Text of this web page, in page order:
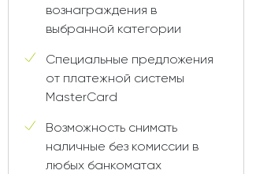
вознаграждения в
выбранной категории
Специальные предложения
от платежной системы
MasterCard
Возможность снимать
наличные без комиссии в
любых банкоматах